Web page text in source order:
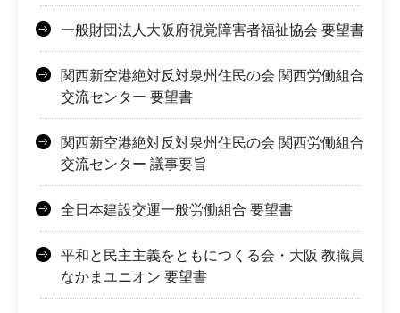
一般財団法人大阪府視覚障害者福祉協会 要望書
関西新空港絶対反対泉州住民の会 関西労働組合
交流センター 要望書
関西新空港絶対反対泉州住民の会 関西労働組合
交流センター 議事要旨
全日本建設交運一般労働組合 要望書
平和と民主主義をともにつくる会・大阪 教職員
なかまユニオン 要望書